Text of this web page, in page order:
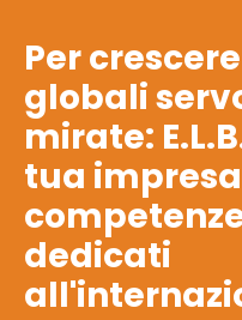
Per
globali
mirate:
tua
dedicati